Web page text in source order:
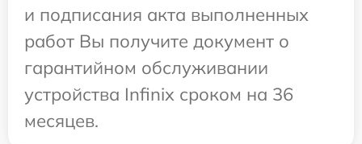
и подписания акта выполненных
работ Вы получите документ о
гарантийном обслуживании
устройства Infinix сроком на 36
месяцев.